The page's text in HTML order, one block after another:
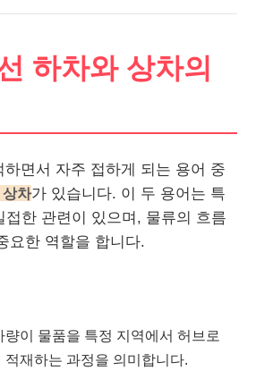
하차와 상차의
하면서 자주 접하게 되는 용어 중
상차가 있습니다. 이 두 용어는 특
접한 관련이 있으며, 물류의 흐름
요한 역할을 합니다.
량이 물품을 특정 지역에서 허브로
적재하는 과정을 의미합니다.